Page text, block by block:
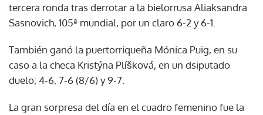
tercera ronda tras derrotar a la bielorrusa Aliaksandra
Sasnovich, 105ª mundial, por un claro 6-2 y 6-1.
También ganó la puertorriqueña Mónica Puig, en su
caso a la checa Kristýna Plíšková, en un dsiputado
duelo; 4-6, 7-6 (8/6) y 9-7.
La gran sorpresa del día en el cuadro femenino fue la